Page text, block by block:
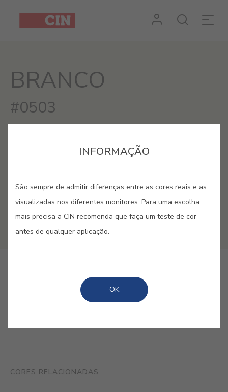
#N/A
BRANCO
#0503
CORES RELACIONADAS
INFORMAÇÃO
São sempre de admitir diferenças entre as cores reais e as
visualizadas nos diferentes monitores. Para uma escolha
mais precisa a CIN recomenda que faça um teste de cor
antes de qualquer aplicação.
OK